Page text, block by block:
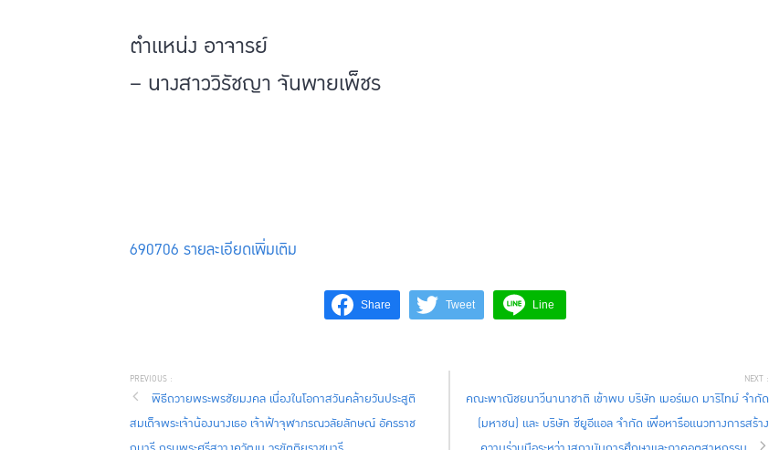
ตำแหน่ง อาจารย์
– นางสาววิรัชญา จันพายเพ็ชร
690706 รายละเอียดเพิ่มเติม
Share Tweet Line
พิธีถวายพระพรชัยมงคล เนื่องในโอกาสวันคล้ายวันประสูติ
สมเด็จพระเจ้าน้องนางเธอ เจ้าฟ้าจุฬาภรณวลัยลักษณ์ อัครราช
คณะพาณิชยนาวีนานาชาติ เข้าพบ บริษัท เมอร์เมด มาริไทม์ จำกัด
(มหาชน) และ บริษัท ซียูอีแอล จำกัด เพื่อหารือแนวทางการสร้าง